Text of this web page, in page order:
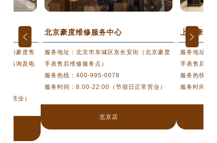
近的豪度售
线咨询及电
常营业）
北京豪度维修服务中心
服务地址：北京市东城区东长安街（北京豪度
手表售后维修服务点）
服务热线：400-995-0078
服务时间：8:00-22:00（节假日正常营业）
北京店
上海豪度
服务地址：
手表售后维
服务热线：
服务时间：